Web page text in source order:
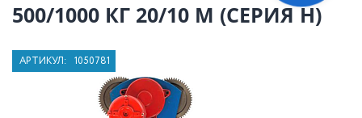
500/1000 КГ 20/10 М (СЕРИЯ H)
АРТИКУЛ: 1050781